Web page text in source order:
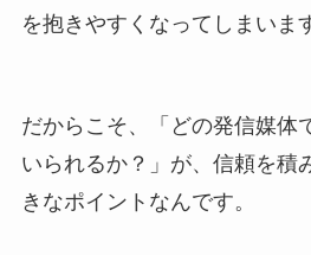
を抱きやすくなってしまいま
だからこそ、「どの発信媒体
いられるか？」が、信頼を積
きなポイントなんです。